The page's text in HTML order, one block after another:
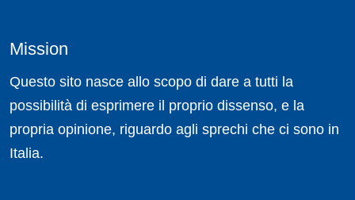
Mission
Questo sito nasce allo scopo di dare a tutti la
possibilità di esprimere il proprio dissenso, e la
propria opinione, riguardo agli sprechi che ci sono in
Italia.